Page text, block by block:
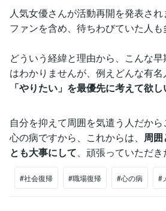
人気女優さんが活動再開を発表され
ファンを含め、待ちわびていた人も
どういう経緯と理由から、こんな
はわかりませんが、例えどんな有名
「やりたい」を最優先に考えて欲し
自分を抑えて周囲を気遣う人だか
心の病ですから、これからは、 周囲
とも大事にして、頑張っていただ
#社会復帰 #職場復帰 #心の病 #